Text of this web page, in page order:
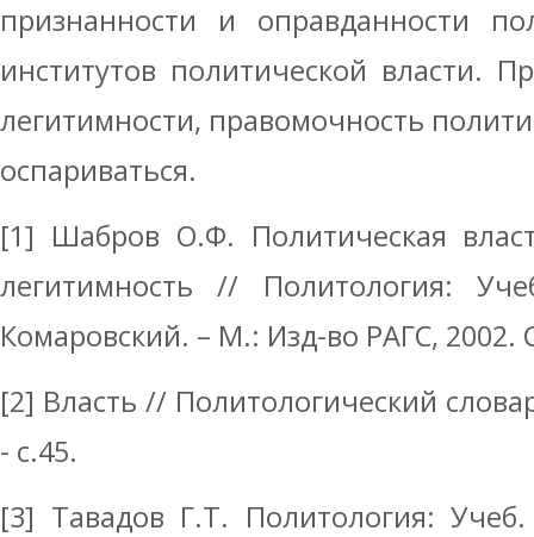
признанности и оправданности
институтов политической власти.
легитимности, правомочность
оспариваться.
[1] Шабров О.Ф. Политическая
легитимность // Политология:
Комаровский. – М.: Изд-во РАГС, 2002.
[2] Власть // Политологический
- с.45.
[3] Тавадов Г.Т. Политология: